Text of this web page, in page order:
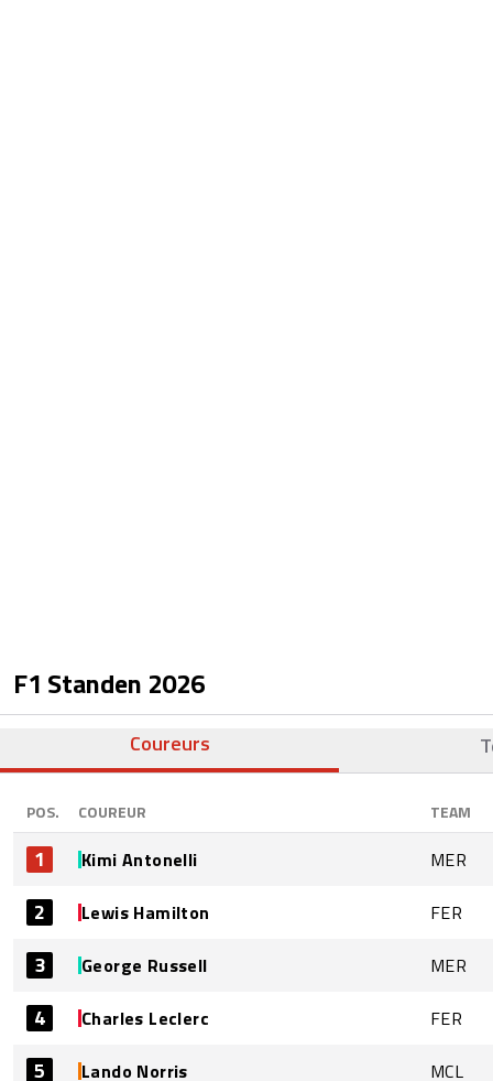
F1 Standen 2026
Coureurs
POS. COUREUR TEAM
1 Kimi Antonelli MER
2 Lewis Hamilton FER
3 George Russell MER
4 Charles Leclerc FER
5 Lando Norris MCL